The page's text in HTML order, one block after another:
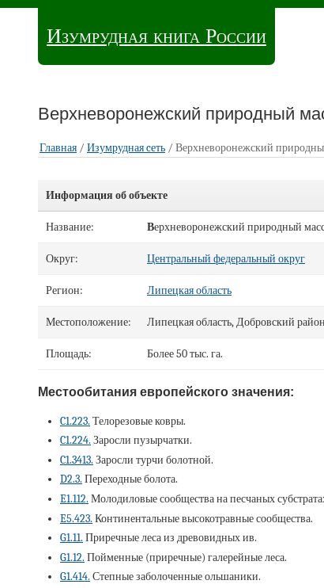
Изумрудная книга России
Верхневоронежский природный
Главная / Изумрудная cеть / Верхневоронежский
Информация об объекте
Название: Верхневоронежский природный
Округ: Центральный федеральный округ
Регион: Липецкая область
Местоположение: Липецкая область, Добровский
Площадь: Более 50 тыс. га.
Местообитания европейского значения:
C1.223. Телорезовые ковры.
C1.224. Заросли пузырчатки.
C1.3413. Заросли турчи болотной.
D2.3. Переходные болота.
E1.112. Молодиловые сообщества на песчаных
E5.423. Континентальные высокотравные сообщества.
G1.11. Приречные леса из древовидных ив.
G1.12. Пойменные (приречные) галерейные леса.
G1.414. Степные заболоченные ольшаники.